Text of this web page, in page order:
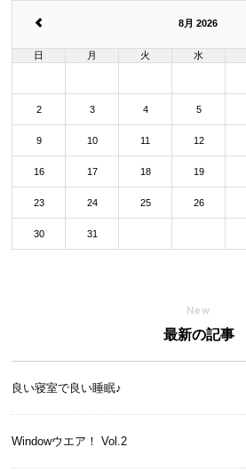
8月 2026
日 月 火 水
2 3 4 5
9 10 11 12
16 17 18 19
23 24 25 26
30 31
New
最新の記事
良い寝室で良い睡眠♪
Windowウエア！ Vol.2